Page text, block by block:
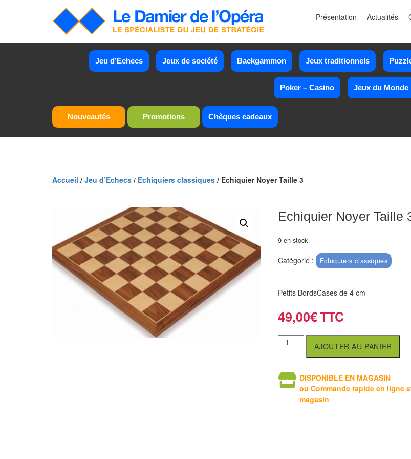
Présentation Actualités
Jeu d’Echecs Jeux de société Backgammon Jeux traditionnels
Poker – Casino Jeux du Monde
Nouveautés Promotions Chèques cadeaux
Accueil / Jeu d’Echecs / Echiquiers classiques / Echiquier Noyer Taille 3
Echiquier Noyer Taille
9 en stock
Catégorie : Echiquiers classiques
Petits BordsCases de 4 cm
49,00€
AJOUTER AU PANIER
DISPONIBLE EN MAGASIN
ou Commande rapide en ligne
magasin